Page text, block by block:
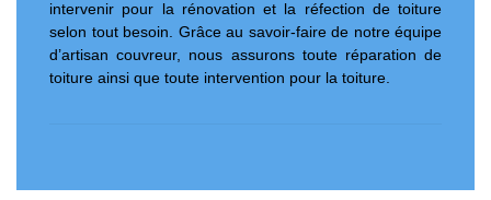
intervenir pour la rénovation et la réfection de toiture
selon tout besoin. Grâce au savoir-faire de notre équipe
d’artisan couvreur, nous assurons toute réparation de
toiture ainsi que toute intervention pour la toiture.